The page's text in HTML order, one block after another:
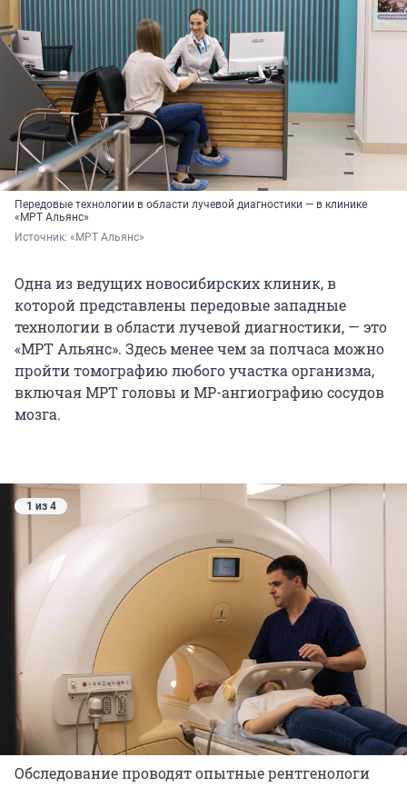
Передовые технологии в области лучевой диагностики — в клинике
«МРТ Альянс»
Источник: «МРТ Альянс»
Одна из ведущих новосибирских клиник, в
которой представлены передовые западные
технологии в области лучевой диагностики, — это
«МРТ Альянс». Здесь менее чем за полчаса можно
пройти томографию любого участка организма,
включая МРТ головы и МР-ангиографию сосудов
мозга.
1 из 4
Обследование проводят опытные рентгенологи